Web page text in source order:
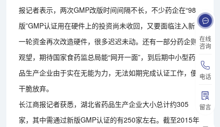
在线
咨询
电话
留言
报记者表示，两次GMP改版时间间隔不长，不少药企在“98
版”GMP认证用在硬件上的投资尚未收回，又要面临注入新
一轮资金再次改造硬件，很多迟迟未动。还有一部分药企则
观望，期待国家食药监总局能“网开一面”，到后期中小型药
品生产企业由于实在无能为力，无法如期完成认证工作，便
干脆放弃。
长江商报记者获悉，湖北省药品生产企业大小总计约305
家，其中需通过新版GMP认证的有250家左右。截至2015年